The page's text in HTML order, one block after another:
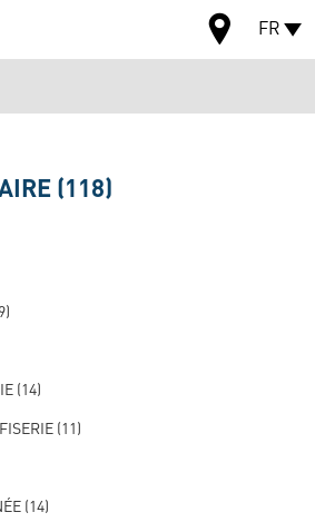
Menu
CARTE
FR
(118)
(14)
(11)
(14)